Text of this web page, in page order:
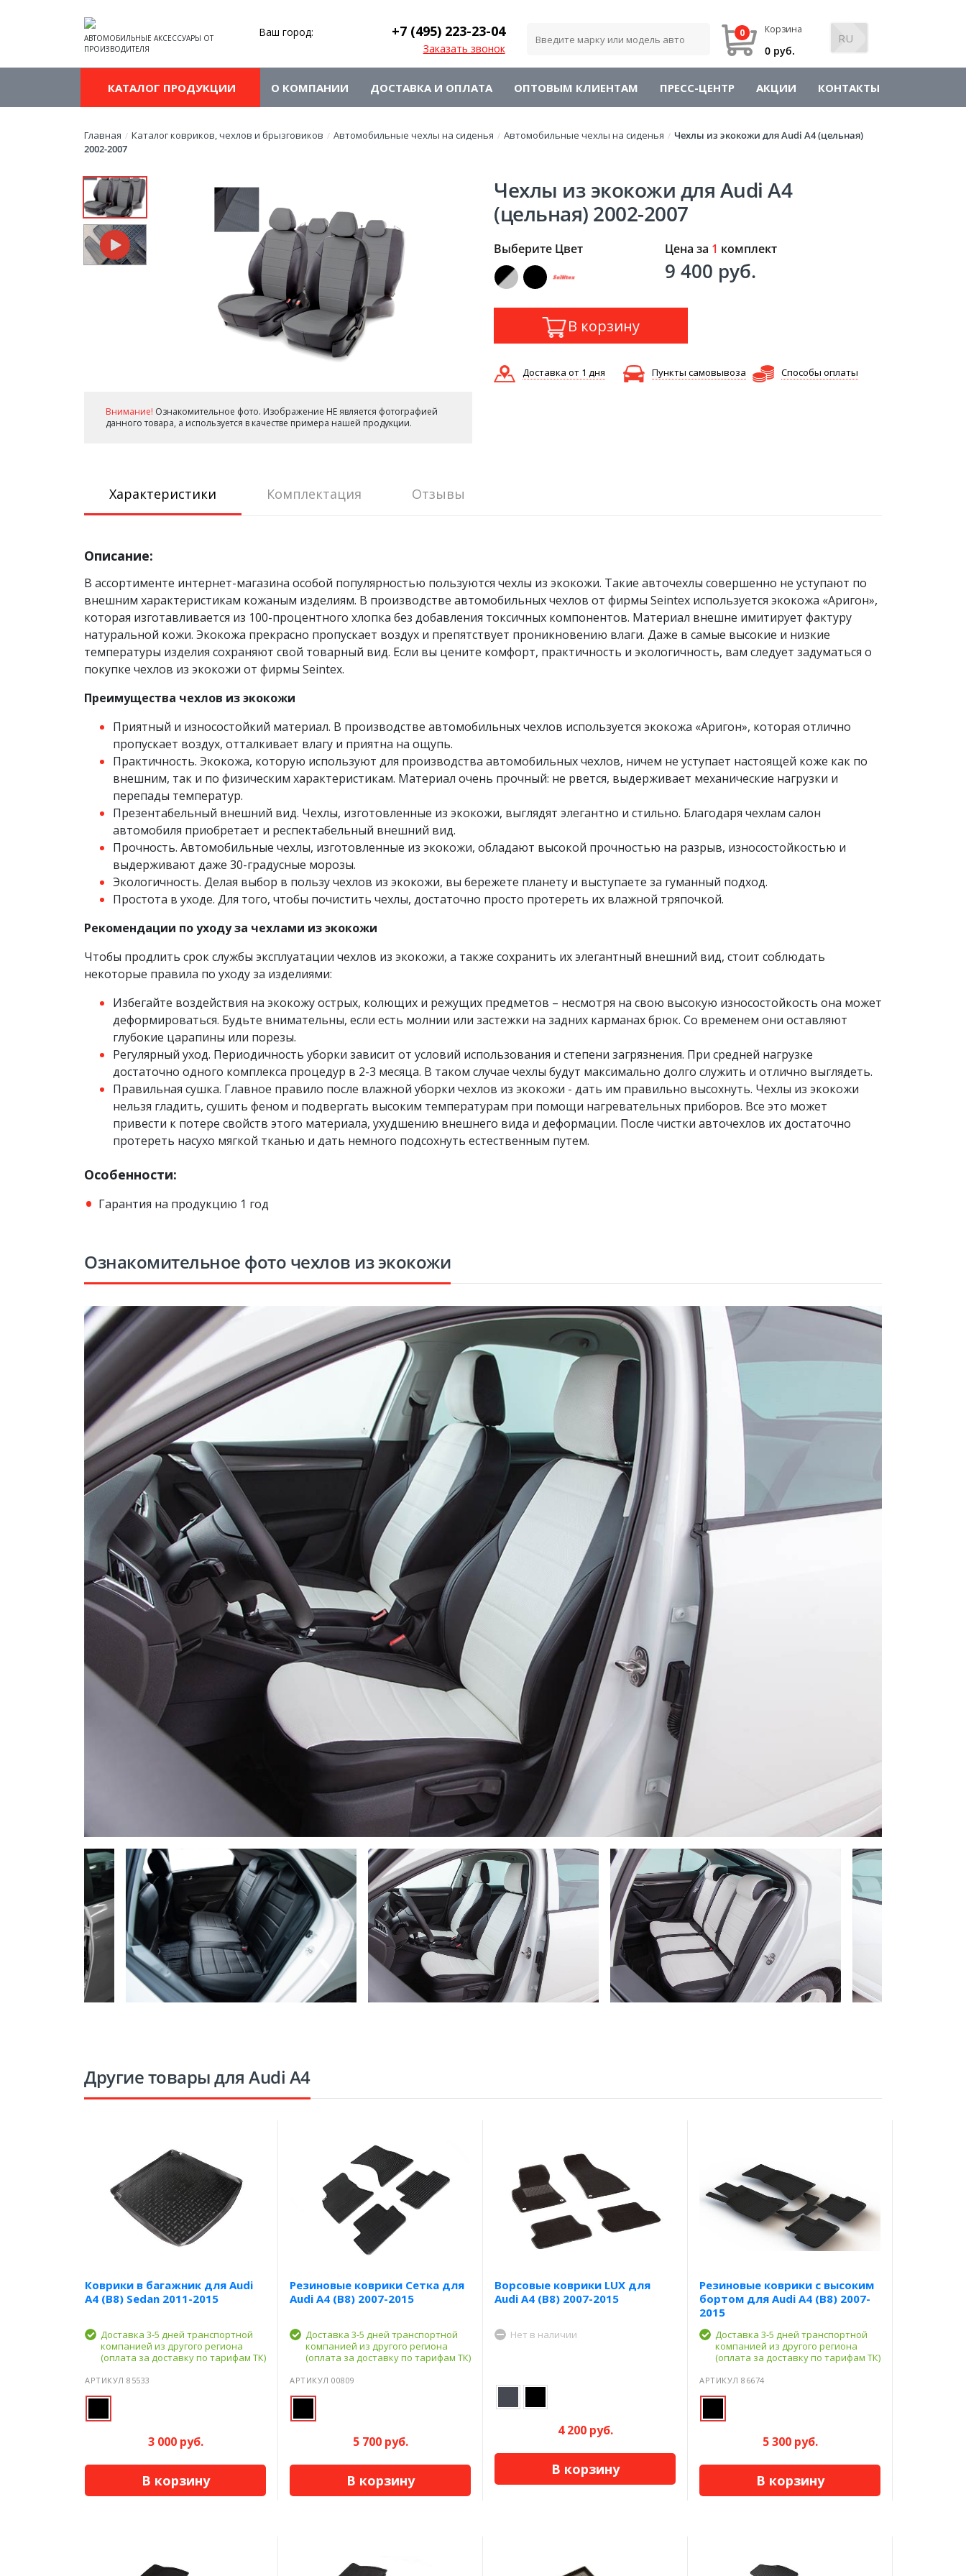
АВТОМОБИЛЬНЫЕ АКСЕССУАРЫ ОТ
ПРОИЗВОДИТЕЛЯ
Ваш город: +7 (495)223-23-04
Заказать звонок
Корзина
0
0 руб.
КАТАЛОГ ПРОДУКЦИИ О КОМПАНИИ ДОСТАВКА И ОПЛАТА ОПТОВЫМ КЛИЕНТАМ ПРЕСС-ЦЕНТР АКЦИИ КОНТАКТЫ
Главная / Каталог ковриков, чехлов и брызговиков / Автомобильные чехлы на сиденья / Автомобильные чехлы на сиденья / Чехлы из экокожи для Audi A4 (цельная)
2002-2007
Внимание! Ознакомительное фото. Изображение НЕ является фотографией
данного товара, а используется в качестве примера нашей продукции.
Чехлы из экокожи для Audi A4
(цельная) 2002-2007
Выберите Цвет Цена за 1 комплект
9 400 руб.
В корзину
Доставка от 1 дня Пункты самовывоза Способы оплаты
Характеристики Комплектация Отзывы
Описание:
В ассортименте интернет-магазина особой популярностью пользуются чехлы из экокожи. Такие авточехлы совершенно не уступают по
внешним характеристикам кожаным изделиям. В производстве автомобильных чехлов от фирмы Seintex используется экокожа «Аригон»,
которая изготавливается из 100-процентного хлопка без добавления токсичных компонентов. Материал внешне имитирует фактуру
натуральной кожи. Экокожа прекрасно пропускает воздух и препятствует проникновению влаги. Даже в самые высокие и низкие
температуры изделия сохраняют свой товарный вид. Если вы цените комфорт, практичность и экологичность, вам следует задуматься о
покупке чехлов из экокожи от фирмы Seintex.
Преимущества чехлов из экокожи
Приятный и износостойкий материал. В производстве автомобильных чехлов используется экокожа «Аригон», которая отлично
пропускает воздух, отталкивает влагу и приятна на ощупь.
Практичность. Экокожа, которую используют для производства автомобильных чехлов, ничем не уступает настоящей коже как по
внешним, так и по физическим характеристикам. Материал очень прочный: не рвется, выдерживает механические нагрузки и
перепады температур.
Презентабельный внешний вид. Чехлы, изготовленные из экокожи, выглядят элегантно и стильно. Благодаря чехлам салон
автомобиля приобретает и респектабельный внешний вид.
Прочность. Автомобильные чехлы, изготовленные из экокожи, обладают высокой прочностью на разрыв, износостойкостью и
выдерживают даже 30-градусные морозы.
Экологичность. Делая выбор в пользу чехлов из экокожи, вы бережете планету и выступаете за гуманный подход.
Простота в уходе. Для того, чтобы почистить чехлы, достаточно просто протереть их влажной тряпочкой.
Рекомендации по уходу за чехлами из экокожи
Чтобы продлить срок службы эксплуатации чехлов из экокожи, а также сохранить их элегантный внешний вид, стоит соблюдать
некоторые правила по уходу за изделиями:
Избегайте воздействия на экокожу острых, колющих и режущих предметов – несмотря на свою высокую износостойкость она может
деформироваться. Будьте внимательны, если есть молнии или застежки на задних карманах брюк. Со временем они оставляют
глубокие царапины или порезы.
Регулярный уход. Периодичность уборки зависит от условий использования и степени загрязнения. При средней нагрузке
достаточно одного комплекса процедур в 2-3 месяца. В таком случае чехлы будут максимально долго служить и отлично выглядеть.
Правильная сушка. Главное правило после влажной уборки чехлов из экокожи - дать им правильно высохнуть. Чехлы из экокожи
нельзя гладить, сушить феном и подвергать высоким температурам при помощи нагревательных приборов. Все это может
привести к потере свойств этого материала, ухудшению внешнего вида и деформации. После чистки авточехлов их достаточно
протереть насухо мягкой тканью и дать немного подсохнуть естественным путем.
Особенности:
Гарантия на продукцию 1 год
Ознакомительное фото чехлов из экокожи
Другие товары для Audi A4
Коврики в багажник для Audi
A4 (B8) Sedan 2011-2015
Доставка 3-5 дней транспортной
компанией из другого региона
(оплата за доставку по тарифам ТК)
АРТИКУЛ 85533
3 000 руб.
В корзину
Резиновые коврики Сетка для
Audi A4 (B8) 2007-2015
Доставка 3-5 дней транспортной
компанией из другого региона
(оплата за доставку по тарифам ТК)
АРТИКУЛ 00809
5 700 руб.
В корзину
Ворсовые коврики LUX для
Audi A4 (B8) 2007-2015
Нет в наличии
4 200 руб.
В корзину
Резиновые коврики с высоким
бортом для Audi A4 (B8) 2007-
2015
Доставка 3-5 дней транспортной
компанией из другого региона
(оплата за доставку по тарифам ТК)
АРТИКУЛ 86674
5 300 руб.
В корзину